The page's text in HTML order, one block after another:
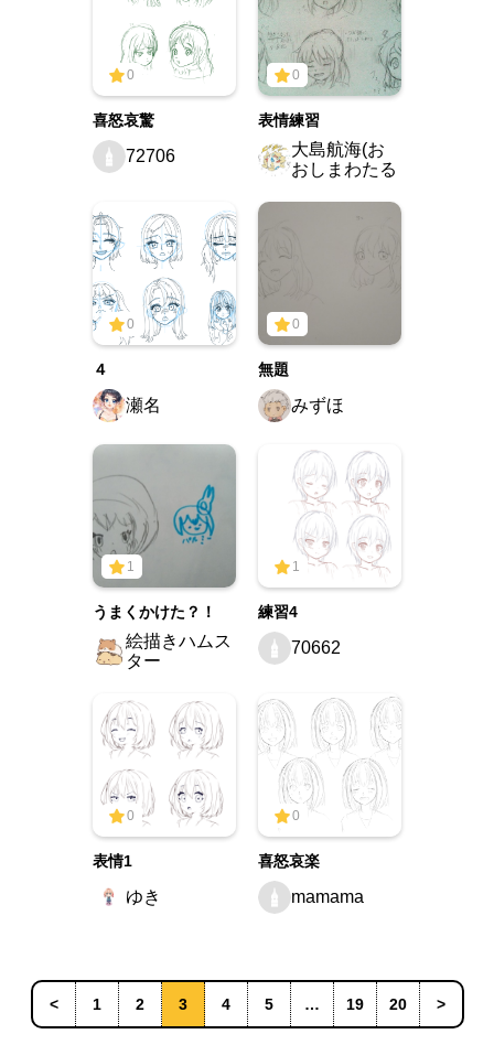
0
喜怒哀驚
72706
0
表情練習
大島航海(お
おしまわたる
0
４
瀬名
0
無題
みずほ
1
うまくかけた？！
絵描きハムス
ター
1
練習4
70662
0
表情1
ゆき
0
喜怒哀楽
mamama
< 1 2 3 4 5 … 19 20 >